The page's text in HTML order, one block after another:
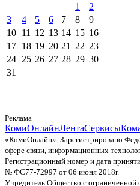
1
2
3
4 5 6 7 8
9
10 11 12 13 14 15 16
17 18 19 20 21 22 23
24 25 26 27 28 29 30
31
Реклама
КомиОнлайнЛентаСервисы
«КомиОнлайн». Зарегистрировано
сфере связи, информационных
Регистрационный номер и дата
№ ФС77-72997 от 06 июня 2018г.
Учредитель Общество с